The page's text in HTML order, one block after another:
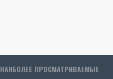
НАИБОЛЕЕ ПРОСМАТРИВАЕМЫЕ